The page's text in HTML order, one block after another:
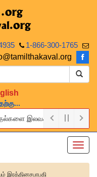
1-866-300-1765
இலவசமாக நாங்கள்
of your relatives
இரத்தினசபாபதி